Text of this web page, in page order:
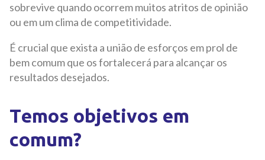
sobrevive quando ocorrem muitos atritos de opinião
ou em um clima de competitividade.
É crucial que exista a união de esforços em prol de
bem comum que os fortalecerá para alcançar os
resultados desejados.
Temos objetivos em
comum?